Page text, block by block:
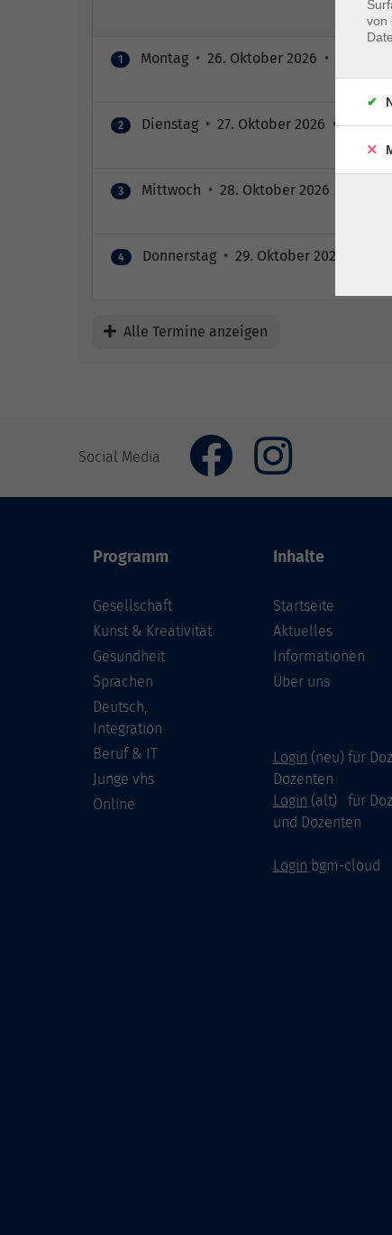
1 Montag • 26. Oktober 2026 •
2 Dienstag • 27. Oktober 2026 • 08:15 –
3 Mittwoch • 28. Oktober 2026
4 Donnerstag • 29. Oktober 2026
Alle Termine anzeigen
Social Media
Programm
Gesellschaft
Kunst & Kreativität
Gesundheit
Sprachen
Deutsch,
Integration
Beruf & IT
Junge vhs
Online
Inhalte
Startseite
Aktuelles
Informationen
Über uns
Login (neu) für
Dozenten
Login (alt) für
und Dozenten
Login bgm-cloud
von